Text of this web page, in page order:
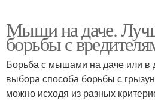
Мыши на даче.
борьбы с
Борьба с мышами на даче или в
выбора способа борьбы с
можно исходя из разных